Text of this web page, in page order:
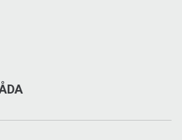
fjällnära boenden i Rödkullen,